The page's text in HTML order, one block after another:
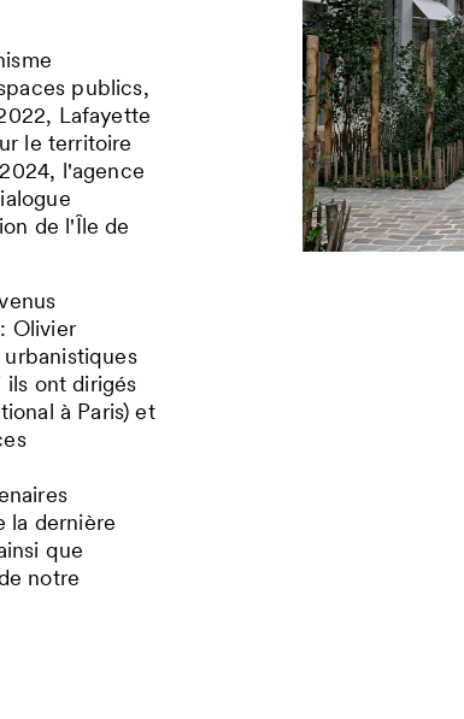
publics,
Lafayette
le territoire
l'agence
de l'Île de
Olivier
ils ont dirigés
à Paris) et
la dernière
que
notre